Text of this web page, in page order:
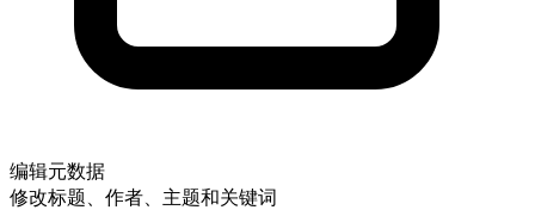
编辑元数据
修改标题、作者、主题和关键词